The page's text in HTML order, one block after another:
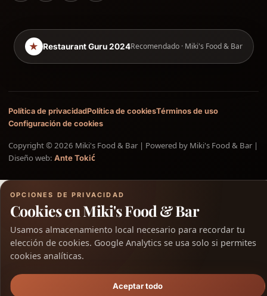
★ Restaurant Guru 2024Recomendado · Miki's Food & Bar
Política de privacidadPolítica de cookiesTérminos de uso
Configuración de cookies
Copyright © 2026 Miki's Food & Bar | Powered by Miki's Food & Bar |
Diseño web: Ante Tokić
OPCIONES DE PRIVACIDAD
Cookies en Miki's Food & Bar
Usamos almacenamiento local necesario para recordar tu
elección de cookies. Google Analytics se usa solo si permites
cookies analíticas.
Aceptar todo